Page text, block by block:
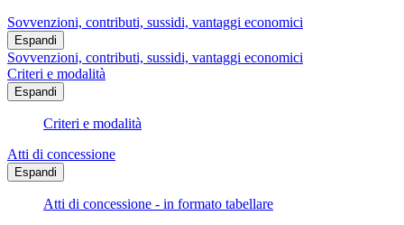
Sovvenzioni, contributi, sussidi, vantaggi economici
Espandi
Sovvenzioni, contributi, sussidi, vantaggi economici
Criteri e modalità
Espandi
Criteri e modalità
Atti di concessione
Espandi
Atti di concessione - in formato tabellare